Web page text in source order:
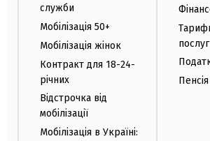
служби
Мобілізація 50+
Мобілізація жінок
Контракт для 18-24-
річних
Відстрочка від
мобілізації
Мобілізація в Україні: